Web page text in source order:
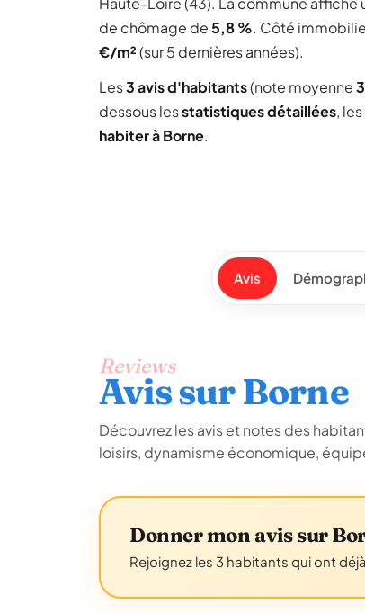
de chômage de5,8 %. Côté
€/m²(sur 5 dernières années).
Les3 avis d'habitants(note moyenne
dessous lesstatistiques détaillées, les
habiter à Borne.
Avis
Reviews
Avis sur Borne
Découvrez les avis et notes des
loisirs, dynamisme économique,
Donner mon avis sur
Rejoignez les 3 habitants qui ont